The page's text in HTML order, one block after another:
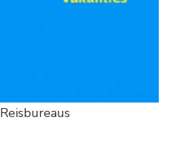
Reisbureaus